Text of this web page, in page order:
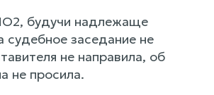
будучи надлежаще
судебное заседание не
не направила, об
не просила.